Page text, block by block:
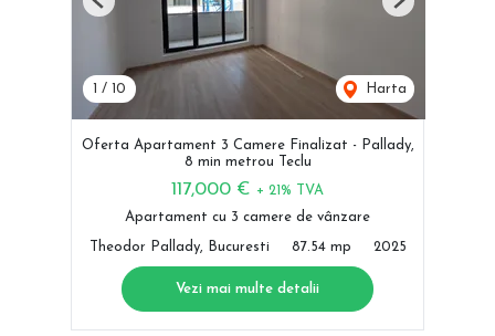
1 / 10 Harta
Previous Next
Oferta Apartament 3 Camere Finalizat - Pallady,
8 min metrou Teclu
117,000 € + 21% TVA
Apartament cu 3 camere de vânzare
Theodor Pallady, Bucuresti 87.54 mp 2025
Vezi mai multe detalii